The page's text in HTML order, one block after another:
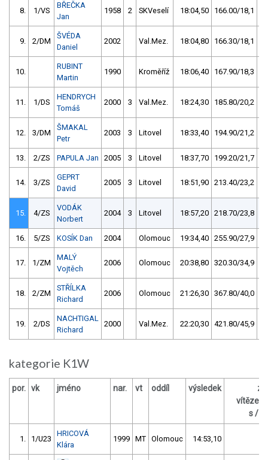
8. 1/VS
BŘEČKA
Jan
1958 2 SKVeselí 18:04,50 166.00/18,1
9. 2/DM
ŠVÉDA
Daniel
2002 Val.Mez. 18:04,80 166.30/18,1
10.
RUBINT
Martin
1990 Kroměříž 18:06,40 167.90/18,3
11. 1/DS
HENDRYCH
Tomáš
2000 3 Val.Mez. 18:24,30 185.80/20,2
12. 3/DM
ŠMAKAL
Petr
2003 3 Litovel 18:33,40 194.90/21,2
13. 2/ZS PAPULA Jan 2005 3 Litovel 18:37,70 199.20/21,7
14. 3/ZS
GEPRT
David
2005 3 Litovel 18:51,90 213.40/23,2
15. 4/ZS
VODÁK
Norbert
2004 3 Litovel 18:57,20 218.70/23,8
16. 5/ZS KOSÍK Dan 2004 Olomouc 19:34,40 255.90/27,9
17. 1/ZM
MALÝ
Vojtěch
2006 Olomouc 20:38,80 320.30/34,9
18. 2/ZM
STŘÍLKA
Richard
2006 Olomouc 21:26,30 367.80/40,0
19. 2/DS
NACHTIGAL
Richard
2000 Val.Mez. 22:20,30 421.80/45,9
kategorie K1W
por. vk jméno nar. vt oddíl výsledek
za
vítězem
s / %
1. 1/U23
HRICOVÁ
Klára
1999 MT Olomouc 14:53,10